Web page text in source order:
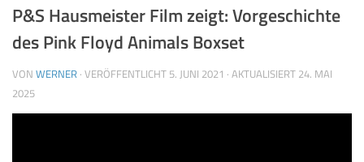
P&S Hausmeister Film zeigt: Vorgeschichte
des Pink Floyd Animals Boxset
VON WERNER · VERÖFFENTLICHT 5. JUNI 2021 · AKTUALISIERT 24. MAI
2025